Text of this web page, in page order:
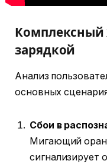
Комплексный
зарядкой
Анализ
основных
Сбои в
Мигающий
сигнализирует